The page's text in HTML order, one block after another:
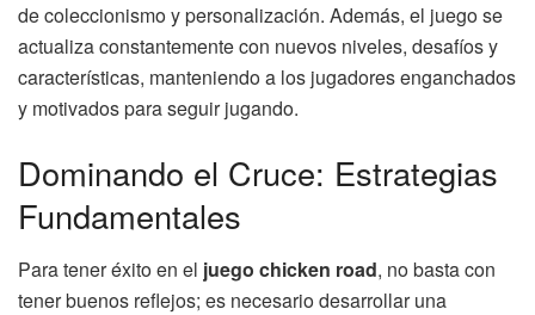
de coleccionismo y personalización. Además, el juego se
actualiza constantemente con nuevos niveles, desafíos y
características, manteniendo a los jugadores enganchados
y motivados para seguir jugando.
Dominando el Cruce: Estrategias
Fundamentales
Para tener éxito en el juego chicken road, no basta con
tener buenos reflejos; es necesario desarrollar una